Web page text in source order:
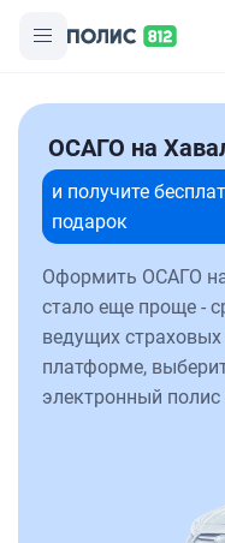
ОСАГО на
и получите
подарок
Оформить ОСАГО
стало еще проще -
ведущих
платформе,
электронный полис